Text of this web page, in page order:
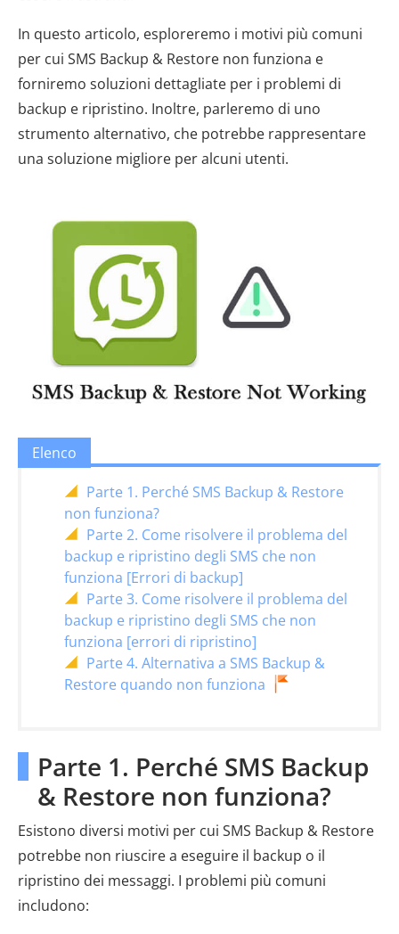
In questo articolo, esploreremo i motivi più comuni
per cui SMS Backup & Restore non funziona e
forniremo soluzioni dettagliate per i problemi di
backup e ripristino. Inoltre, parleremo di uno
strumento alternativo, che potrebbe rappresentare
una soluzione migliore per alcuni utenti.
Elenco
Parte 1. Perché SMS Backup & Restore
non funziona?
Parte 2. Come risolvere il problema del
backup e ripristino degli SMS che non
funziona [Errori di backup]
Parte 3. Come risolvere il problema del
backup e ripristino degli SMS che non
funziona [errori di ripristino]
Parte 4. Alternativa a SMS Backup &
Restore quando non funziona
Parte 1. Perché SMS Backup
& Restore non funziona?
Esistono diversi motivi per cui SMS Backup & Restore
potrebbe non riuscire a eseguire il backup o il
ripristino dei messaggi. I problemi più comuni
includono: